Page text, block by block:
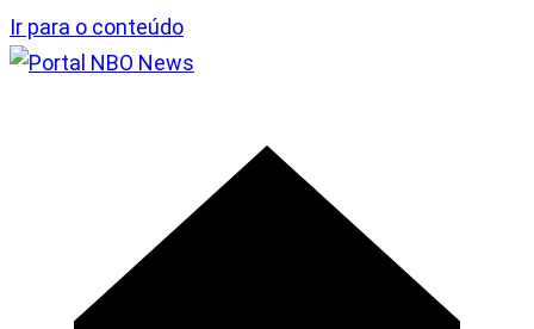
Ir para o conteúdo